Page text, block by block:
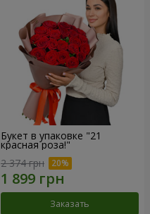
Букет в упаковке "21
красная роза!"
2 374 грн
Заказать